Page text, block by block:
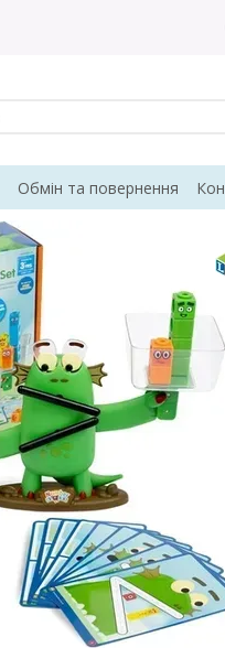
Обмін та повернення